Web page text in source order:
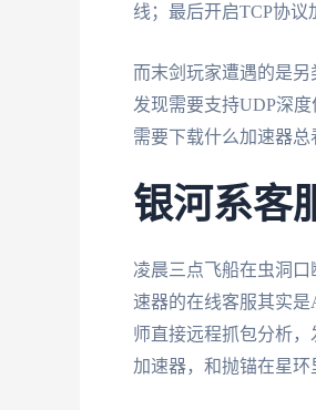
线；最后开启TCP协议
而末剑玩家遭遇的是
发现需要支持UDP深
需要下载什么加速器总
银河系客
凌晨三点飞船在虫洞
速器的在线客服其实
师直接远程抓包分析
加速器，和抛锚在星环